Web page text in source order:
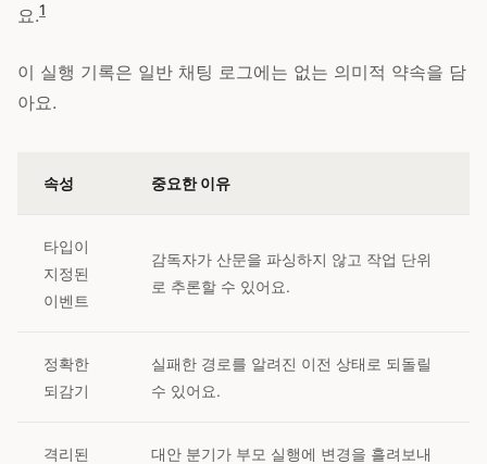
요.1
이 실행 기록은 일반 채팅 로그에는 없는 의미적 약속을 담
아요.
속성 중요한 이유
타입이
지정된
이벤트
감독자가 산문을 파싱하지 않고 작업 단위
로 추론할 수 있어요.
정확한
되감기
실패한 경로를 알려진 이전 상태로 되돌릴
수 있어요.
격리된
대안 분기가 부모 실행에 변경을 흘려보내